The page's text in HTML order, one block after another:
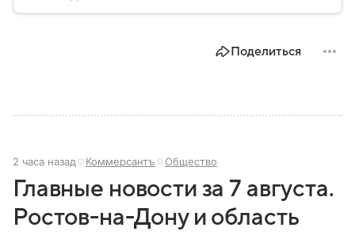
Поделиться
2 часа назад Коммерсантъ Общество
Главные новости за 7 августа.
Ростов-на-Дону и область